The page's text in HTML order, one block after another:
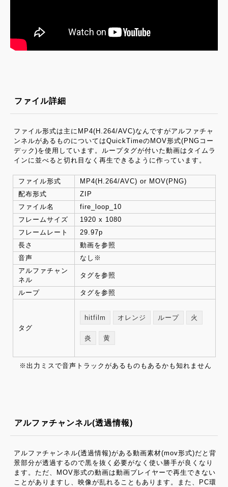
ファイル詳細
ファイル形式は主にMP4(H.264/AVC)なんですがアルファチャ
ンネルがあるものについてはQuickTimeのMOV形式(PNGコー
デック)を使用しています。ループタグが付いた動画はタイムラ
インに並べると切れ目なく再生できるように作っています。
ファイル形式
MP4(H.264/AVC) or MOV(PNG)
配布形式
ZIP
ファイル名
fire_loop_10
フレームサイズ
1920 x 1080
フレームレート
29.97p
長さ
動画を参照
音声
なし※
アルファチャン
ネル
タグを参照
ループ タグを参照
タグ
hitfilm オレンジ ループ 火
炎 黄
※出力ミスで音声トラックがあるものもあるかも知れません
アルファチャンネル(透過情報)
アルファチャンネル(透過情報)がある動画素材(mov形式)だと背
景部分が透過するので黒を抜く必要がなく使い勝手が良くなり
ます。ただ、MOV形式の動画は動画プレイヤーで再生できない
ことがありますし、映像が乱れることもあります。また、PC環